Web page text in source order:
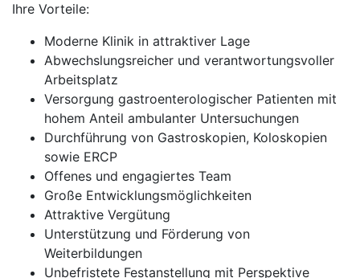
Ihre Vorteile:
Moderne Klinik in attraktiver Lage
Abwechslungsreicher und verantwortungsvoller
Arbeitsplatz
Versorgung gastroenterologischer Patienten mit
hohem Anteil ambulanter Untersuchungen
Durchführung von Gastroskopien, Koloskopien
sowie ERCP
Offenes und engagiertes Team
Große Entwicklungsmöglichkeiten
Attraktive Vergütung
Unterstützung und Förderung von
Weiterbildungen
Unbefristete Festanstellung mit Perspektive